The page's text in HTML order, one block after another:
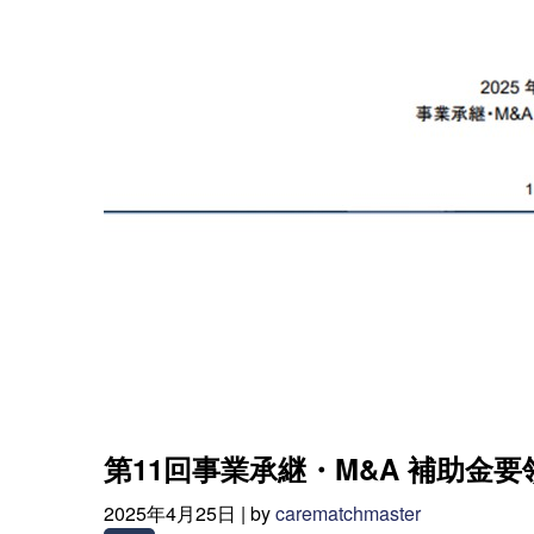
第11回事業承継・M&A 補助金要
2025年4月25日 | bycarematchmaster